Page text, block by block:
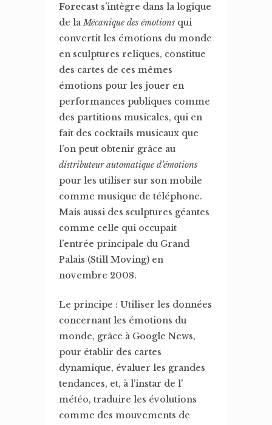
Forecast s’intègre dans la logique
de laMécanique des émotions qui
convertit les émotions du monde
en sculptures reliques, constitue
des cartes de ces mêmes
émotions pour les jouer en
performances publiques comme
des partitions musicales, qui en
fait des cocktails musicaux que
l’on peut obtenir grâce au
distributeur automatique d’émotions
pour les utiliser sur son mobile
comme musique de téléphone.
Mais aussi des sculptures géantes
comme celle qui occupait
l’entrée principale du Grand
Palais (Still Moving) en
novembre 2008.
Le principe : Utiliser les données
concernant les émotions du
monde, grâce à Google News,
pour établir des cartes
dynamique, évaluer les grandes
tendances, et, à l’instar de l’
météo, traduire les évolutions
comme des mouvements de